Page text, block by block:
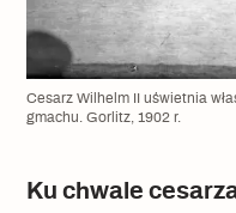
Cesarz Wilhelm II uświetnia
gmachu. Gorlitz, 1902 r.
Ku chwale